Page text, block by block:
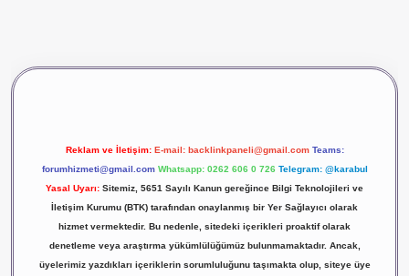
Reklam ve İletişim: E-mail: backlinkpaneli@gmail.com Teams:
forumhizmeti@gmail.com Whatsapp: 0262 606 0 726 Telegram: @karabul
Yasal Uyarı: Sitemiz, 5651 Sayılı Kanun gereğince Bilgi Teknolojileri ve
İletişim Kurumu (BTK) tarafından onaylanmış bir Yer Sağlayıcı olarak
hizmet vermektedir. Bu nedenle, sitedeki içerikleri proaktif olarak
denetleme veya araştırma yükümlülüğümüz bulunmamaktadır. Ancak,
üyelerimiz yazdıkları içeriklerin sorumluluğunu taşımakta olup, siteye üye